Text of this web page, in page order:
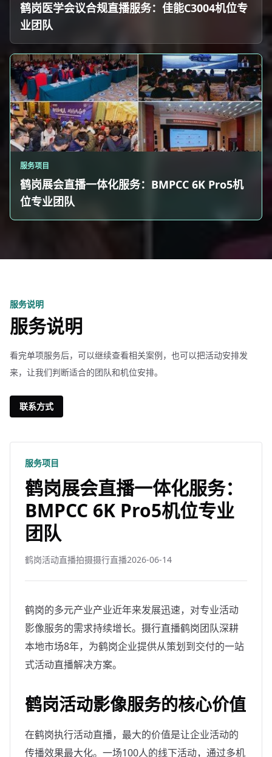
鹤岗医学会议合规直播服务：佳能C3004机位专
业团队
服务项目
鹤岗展会直播一体化服务：BMPCC 6K Pro5机
位专业团队
服务说明
服务说明
看完单项服务后，可以继续查看相关案例，也可以把活动安排发
来，让我们判断适合的团队和机位安排。
联系方式
服务项目
鹤岗展会直播一体化服务：
BMPCC 6K Pro5机位专业
团队
鹤岗活动直播拍摄摄行直播2026-06-14
鹤岗的多元产业产业近年来发展迅速，对专业活动
影像服务的需求持续增长。摄行直播鹤岗团队深耕
本地市场8年，为鹤岗企业提供从策划到交付的一站
式活动直播解决方案。
鹤岗活动影像服务的核心价值
在鹤岗执行活动直播，最大的价值是让企业活动的
传播效果最大化。一场100人的线下活动，通过多机